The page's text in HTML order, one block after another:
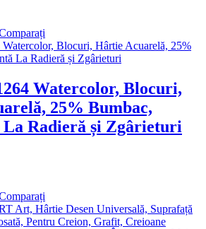
Watercolor, Blocuri,
25% Bumbac,
La Radieră și Zgârieturi